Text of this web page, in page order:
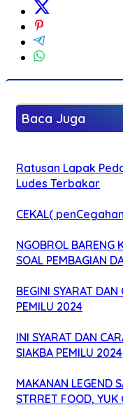
Baca Juga
Ratusan Lapak
Ludes Terbakar
CEKAL(
NGOBROL BARENG
SOAL PEMBAGIAN
BEGINI SYARAT
PEMILU 2024
INI SYARAT DAN
SIAKBA PEMILU 2024
MAKANAN LEGEND
STRRET FOOD, YUK